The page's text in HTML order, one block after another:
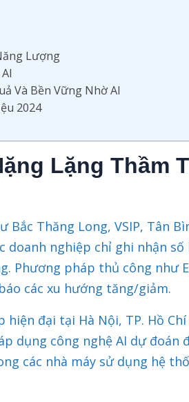
Lượng
Và Bền Vững Nhờ AI
2024
Lặng Thầm
Thăng Long, VSIP, Tân
doanh nghiệp chỉ ghi nhận số
Phương pháp thủ công như
các xu hướng tăng/giảm.
đại tại Hà Nội, TP. Hồ Chí
dụng công nghệ AI dự đoán
các nhà máy sử dụng hệ